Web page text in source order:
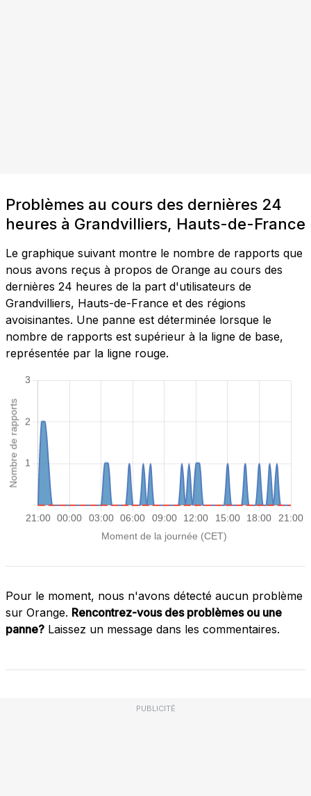
Problèmes au cours des dernières 24
heures à Grandvilliers, Hauts-de-France
Le graphique suivant montre le nombre de rapports que
nous avons reçus à propos de Orange au cours des
dernières 24 heures de la part d'utilisateurs de
Grandvilliers, Hauts-de-France et des régions
avoisinantes. Une panne est déterminée lorsque le
nombre de rapports est supérieur à la ligne de base,
représentée par la ligne rouge.
Pour le moment, nous n'avons détecté aucun problème
sur Orange. Rencontrez-vous des problèmes ou une
panne? Laissez un message dans les commentaires.
PUBLICITÉ